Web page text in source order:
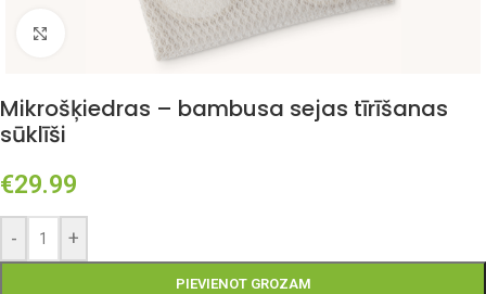
Click to enlarge
Mikrošķiedras – bambusa sejas tīrīšanas
sūklīši
€29.99
- +
PIEVIENOT GROZAM